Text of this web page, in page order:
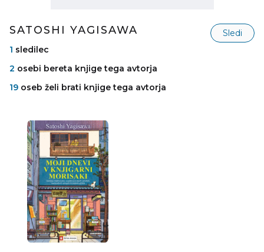
SATOSHI YAGISAWA
Sledi
1 sledilec
2 osebi bereta knjige tega avtorja
19 oseb želi brati knjige tega avtorja